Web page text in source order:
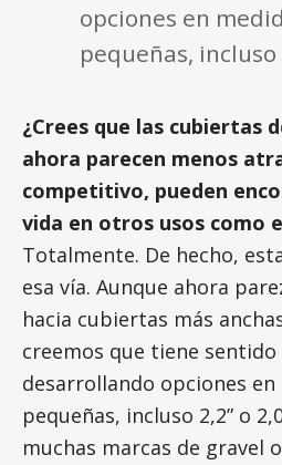
opciones en
pequeñas, incluso
¿Crees que las cubiertas
ahora parecen menos
competitivo, pueden
vida en otros usos como
Totalmente. De hecho,
esa vía. Aunque ahora
hacia cubiertas más
creemos que tiene
desarrollando opciones en
pequeñas, incluso 2,2” o
muchas marcas de gravel